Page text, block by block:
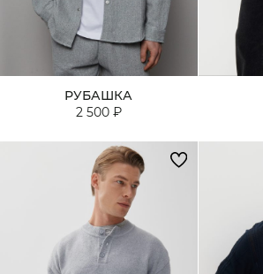
РУБАШКА
2 500 ₽